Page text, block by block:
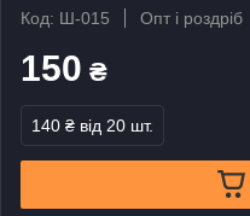
Код: Ш-015
Опт і роздріб
150 ₴
140 ₴ від 20 шт.